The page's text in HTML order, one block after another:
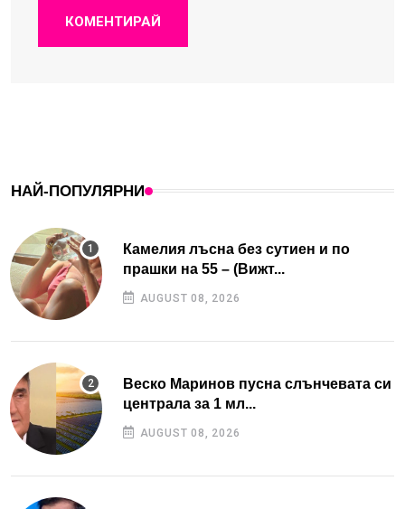
КОМЕНТИРАЙ
НАЙ-ПОПУЛЯРНИ
Камелия лъсна без сутиен и по
прашки на 55 – (Вижт...
AUGUST 08, 2026
Веско Маринов пусна слънчевата си
централа за 1 мл...
AUGUST 08, 2026